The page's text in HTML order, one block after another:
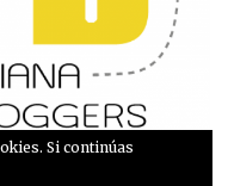
Si continúas